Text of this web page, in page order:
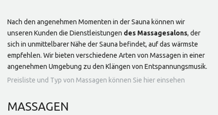
Nach den angenehmen Momenten in der Sauna können wir
unseren Kunden die Dienstleistungen des Massagesalons, der
sich in unmittelbarer Nähe der Sauna befindet, auf das wärmste
empfehlen. Wir bieten verschiedene Arten von Massagen in einer
angenehmen Umgebung zu den Klängen von Entspannungsmusik.
Preisliste und Typ von Massagen können Sie hier einsehen
MASSAGEN